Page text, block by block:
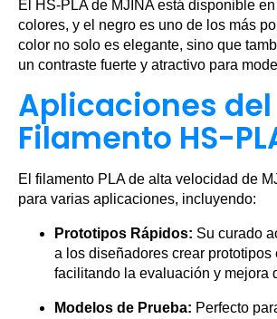
El HS-PLA de MJINA está disponible
colores, y el negro es uno de los más
color no solo es elegante, sino que
un contraste fuerte y atractivo para
Aplicaciones del
Filamento HS-
El filamento PLA de alta velocidad de
para varias aplicaciones, incluyendo:
Prototipos Rápidos: Su curado
a los diseñadores crear prototipos
facilitando la evaluación y mejora
Modelos de Prueba: Perfecto